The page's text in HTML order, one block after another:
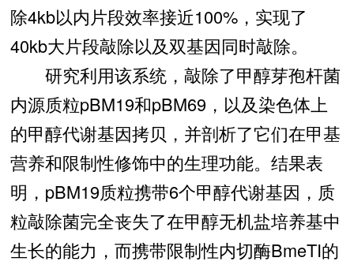
除4kb以内片段效率接近100%，实现了
40kb大片段敲除以及双基因同时敲除。
研究利用该系统，敲除了甲醇芽孢杆菌
内源质粒pBM19和pBM69，以及染色体上
的甲醇代谢基因拷贝，并剖析了它们在甲基
营养和限制性修饰中的生理功能。结果表
明，pBM19质粒携带6个甲醇代谢基因，质
粒敲除菌完全丧失了在甲醇无机盐培养基中
生长的能力，而携带限制性内切酶BmeTI的